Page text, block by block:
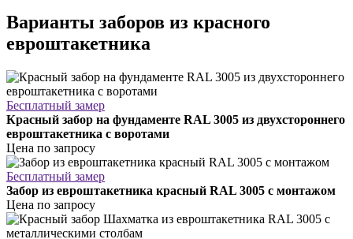
Варианты заборов из красного
евроштакетника
Бесплатный замер
Красный забор на фундаменте RAL 3005 из двухстороннего
евроштакетника с воротами
Цена по запросу
Бесплатный замер
Забор из евроштакетника красный RAL 3005 с монтажом
Цена по запросу